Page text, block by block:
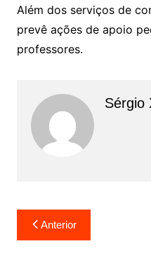
Além dos serviços de
prevê ações de apoio
professores.
Sérgio
Anterior